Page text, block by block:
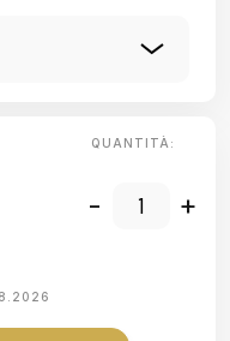
QUANTITÀ:
- +